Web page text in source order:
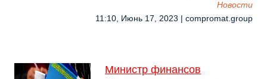
Новости
11:10, Июнь 17, 2023 | compromat.group
Министр финансов